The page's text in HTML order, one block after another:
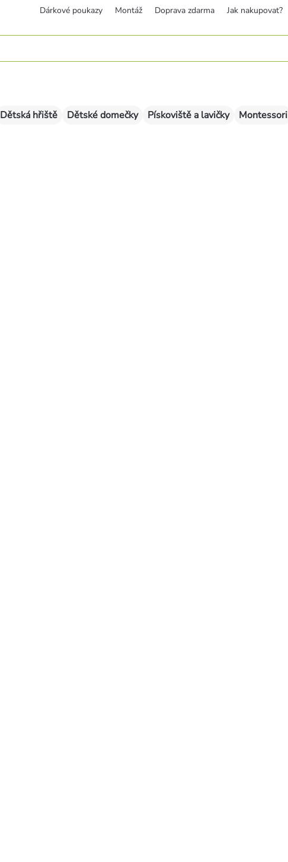
Dárkové poukazy Montáž Doprava zdarma Jak nakupovat?
Dětská hřiště Dětské domečky Pískoviště a lavičky Montessori